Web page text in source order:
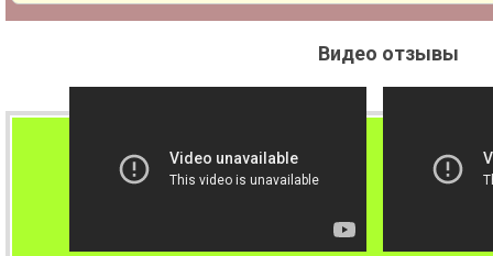
Видео отзывы